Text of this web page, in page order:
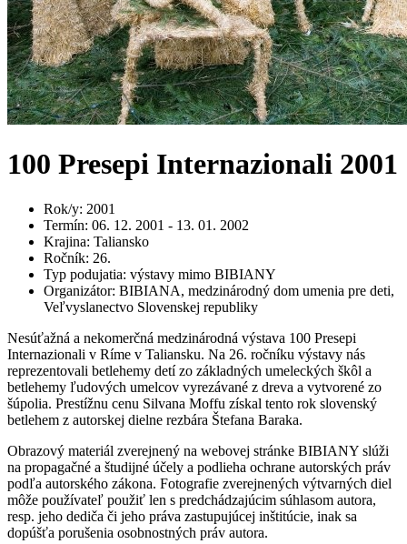
100 Presepi Internazionali 2001
Rok/y: 2001
Termín: 06. 12. 2001 - 13. 01. 2002
Krajina: Taliansko
Ročník: 26.
Typ podujatia: výstavy mimo BIBIANY
Organizátor: BIBIANA, medzinárodný dom umenia pre deti,
Veľvyslanectvo Slovenskej republiky
Nesúťažná a nekomerčná medzinárodná výstava 100 Presepi
Internazionali v Ríme v Taliansku. Na 26. ročníku výstavy nás
reprezentovali betlehemy detí zo základných umeleckých škôl a
betlehemy ľudových umelcov vyrezávané z dreva a vytvorené zo
šúpolia. Prestížnu cenu Silvana Moffu získal tento rok slovenský
betlehem z autorskej dielne rezbára Štefana Baraka.
Obrazový materiál zverejnený na webovej stránke BIBIANY slúži
na propagačné a študijné účely a podlieha ochrane autorských práv
podľa autorského zákona. Fotografie zverejnených výtvarných diel
môže používateľ použiť len s predchádzajúcim súhlasom autora,
resp. jeho dediča či jeho práva zastupujúcej inštitúcie, inak sa
dopúšťa porušenia osobnostných práv autora.